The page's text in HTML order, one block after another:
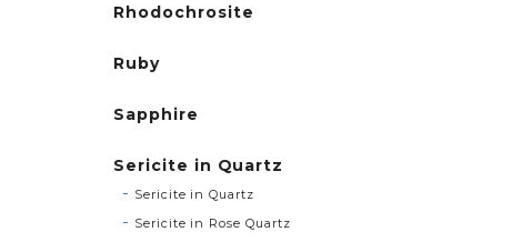
Rhodochrosite
Ruby
Sapphire
Sericite in Quartz
Sericite in Quartz
Sericite in Rose Quartz